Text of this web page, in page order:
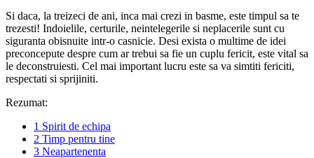
Si daca, la treizeci de ani, inca mai crezi in basme, este timpul sa te
trezesti! Indoielile, certurile, neintelegerile si neplacerile sunt cu
siguranta obisnuite intr-o casnicie. Desi exista o multime de idei
preconcepute despre cum ar trebui sa fie un cuplu fericit, este vital sa
le deconstruiesti. Cel mai important lucru este sa va simtiti fericiti,
respectati si sprijiniti.
Rezumat:
1 Spirit de echipa
2 Timp pentru tine
3 Neapartenenta